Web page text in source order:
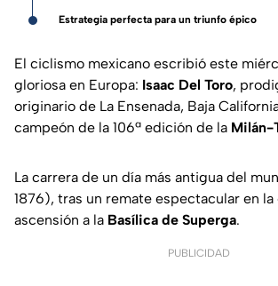
Estrategia perfecta para un triunfo épico
El ciclismo mexicano escribió este
gloriosa en Europa: Isaac Del Toro,
originario de La Ensenada, Baja
campeón de la 106ª edición de la Milán-
La carrera de un día más antigua del
1876), tras un remate espectacular en
ascensión a la Basílica de Superga.
PUBLICIDAD